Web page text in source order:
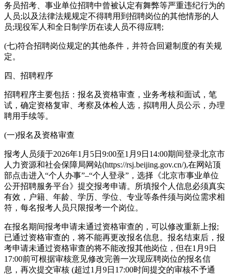
务员招考、事业单位招聘中曾被认定有舞弊等严重违纪行为的
人员;以及法律法规规定不得聘用到招聘岗位的其他情形的人
员;现役军人和全日制学历在读人员不得应聘;
(七)符合招聘岗位规定的其他条件，并符合回避制度的有关规
定。
四、招聘程序
招聘程序主要包括：报名及资格审查，业务考核和面试，笔
试，确定资格复审、考察及体检人选，拟聘用人员公示，办理
聘用手续等。
(一)报名及资格审查
报考人员须于2026年1月5日9:00至1月9日14:00期间登录北京市
人力资源和社会保障局网站(https://rsj.beijing.gov.cn/),在网站顶
部点击进入“个人办事”–“个人登录”，选择《北京市事业单位
公开招聘服务平台》提交报考申请。所填报个人信息必须真实
有效，户籍、年龄、学历、学位、专业等条件须与岗位需求相
符，每名报考人员只限报考一个岗位。
在报名期间报考申请未通过资格审查的，可以修改重新上报;
已通过资格审查的，将不能再更改报名信息。报名结束后，报
考申请未通过资格审查的将不能改报其他岗位，但在1月9日
17:00前可根据审核意见修改完善一次现应聘岗位的报名信
息，再次提交审核 (超过1月9日17:00时间提交的审核不予通